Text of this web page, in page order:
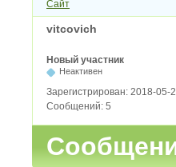
Сайт
vitcovich
Новый участник
Неактивен
Зарегистрирован: 2018-05-
Сообщений: 5